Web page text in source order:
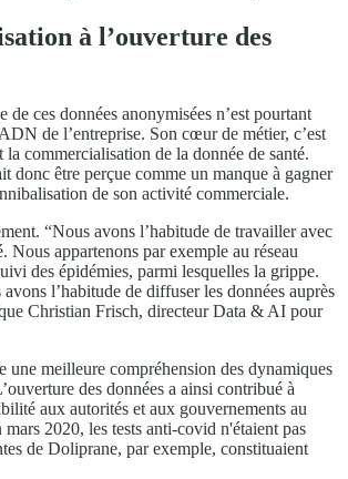
à l’ouverture des
de ces données anonymisées n’est pourtant
de l’entreprise. Son cœur de métier, c’est
la commercialisation de la donnée de santé.
donc être perçue comme un manque à gagner
de son activité commerciale.
“Nous avons l’habitude de travailler avec
Nous appartenons par exemple au réseau
des épidémies, parmi lesquelles la grippe.
l’habitude de diffuser les données auprès
Christian Frisch, directeur Data & AI pour
une meilleure compréhension des dynamiques
des données a ainsi contribué à
aux autorités et aux gouvernements au
2020, les tests anti-covid n'étaient pas
de Doliprane, par exemple, constituaient